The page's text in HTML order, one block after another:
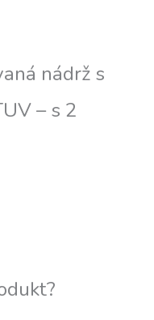
nádrž s
– s 2